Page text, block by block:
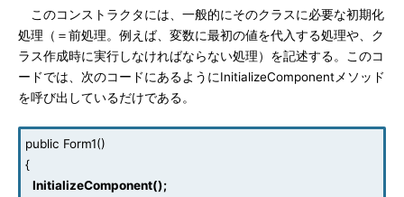
このコンストラクタには、一般的にそのクラスに必要な初期化
処理（＝前処理。例えば、変数に最初の値を代入する処理や、ク
ラス作成時に実行しなければならない処理）を記述する。このコ
ードでは、次のコードにあるようにInitializeComponentメソッド
を呼び出しているだけである。
public Form1()
{
InitializeComponent();